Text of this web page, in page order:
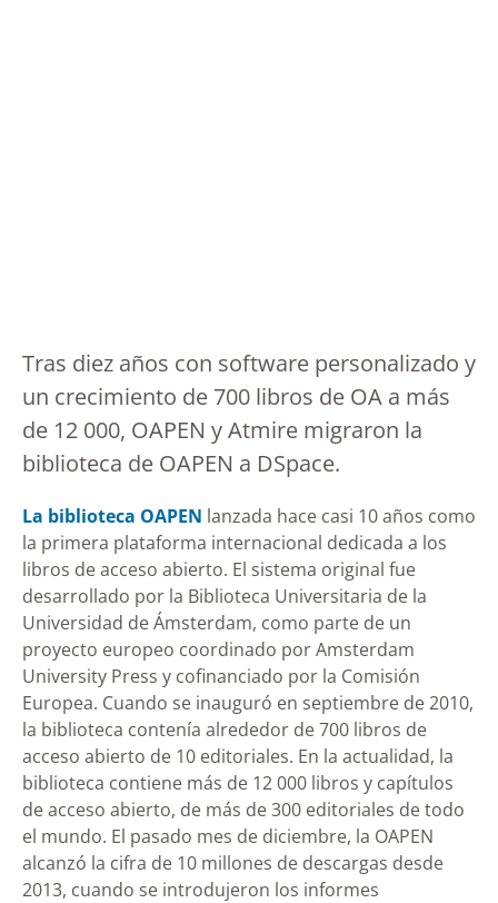
Tras diez años con software personalizado y
un crecimiento de 700 libros de OA a más
de 12 000, OAPEN y Atmire migraron la
biblioteca de OAPEN a DSpace.
La biblioteca OAPEN lanzada hace casi 10 años como
la primera plataforma internacional dedicada a los
libros de acceso abierto. El sistema original fue
desarrollado por la Biblioteca Universitaria de la
Universidad de Ámsterdam, como parte de un
proyecto europeo coordinado por Amsterdam
University Press y cofinanciado por la Comisión
Europea. Cuando se inauguró en septiembre de 2010,
la biblioteca contenía alrededor de 700 libros de
acceso abierto de 10 editoriales. En la actualidad, la
biblioteca contiene más de 12 000 libros y capítulos
de acceso abierto, de más de 300 editoriales de todo
el mundo. El pasado mes de diciembre, la OAPEN
alcanzó la cifra de 10 millones de descargas desde
2013, cuando se introdujeron los informes